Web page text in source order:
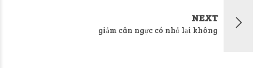
NEXT
giảm cân ngực có nhỏ lại không